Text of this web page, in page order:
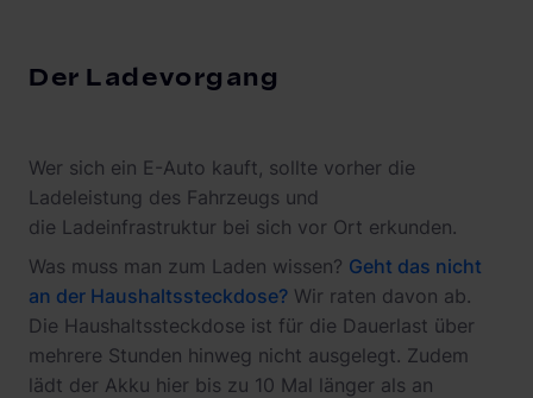
Der Ladevorgang
Wer sich ein E-Auto kauft, sollte vorher die
Ladeleistung des Fahrzeugs und
die Ladeinfrastruktur bei sich vor Ort erkunden.
Was muss man zum Laden wissen? Geht das nicht
an der Haushaltssteckdose? Wir raten davon ab.
Die Haushaltssteckdose ist für die Dauerlast über
mehrere Stunden hinweg nicht ausgelegt. Zudem
lädt der Akku hier bis zu 10 Mal länger als an